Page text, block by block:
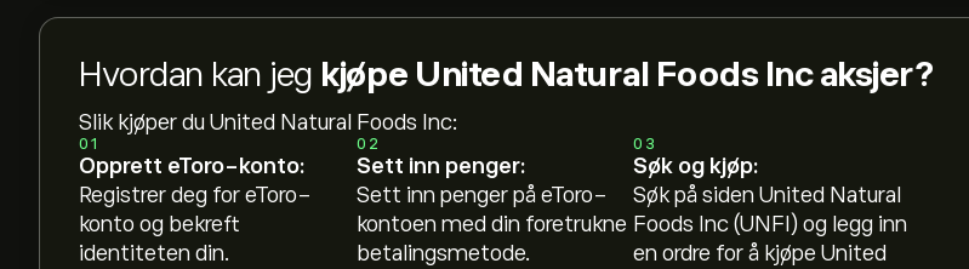
Hvordan kan jeg kjøpe United Natural Foods Inc aksjer?
Slik kjøper du United Natural Foods Inc:
01
Opprett eToro-konto:
Registrer deg for eToro-
konto og bekreft
identiteten din.
02
Sett inn penger:
Sett inn penger på eToro-
kontoen med din foretrukne
betalingsmetode.
03
Søk og kjøp:
Søk på siden United Natural
Foods Inc (UNFI) og legg inn
en ordre for å kjøpe United